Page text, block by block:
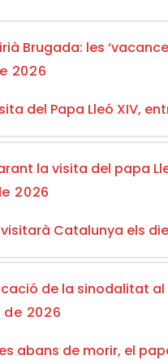
Brugada: les
2026
del Papa Lleó XIV,
la visita del papa
2026
visitarà Catalunya els
de la sinodalitat
2026
abans de morir, el